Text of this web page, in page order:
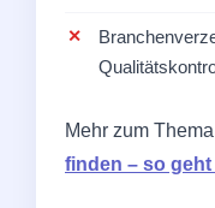
Mehr zum
finden – so